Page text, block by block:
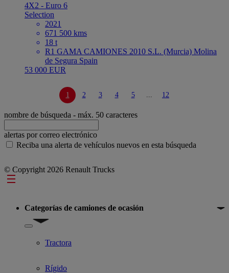
4X2 - Euro 6
Selection
2021
671 500 kms
18 t
R1 GAMA CAMIONES 2010 S.L. (Murcia) Molina
de Segura Spain
53 000 EUR
1 2 3 4 5 12
nombre de búsqueda - máx. 50 caracteres
alertas por correo electrónico
Reciba una alerta de vehículos nuevos en esta búsqueda
© Copyright 2026 Renault Trucks
Footer
Categorías de camiones de ocasión
Show submenu for Categorías de camiones de ocasión
Tractora
Rígido